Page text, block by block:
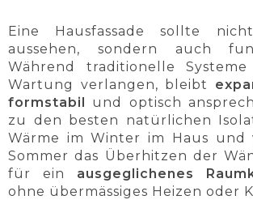
Eine Hausfassade sollte
aussehen, sondern auch
Während traditionelle Systeme
Wartung verlangen, bleibt
formstabil und optisch
zu den besten natürlichen
Wärme im Winter im Haus und
Sommer das Überhitzen der
für ein ausgeglichenes
ohne übermässiges Heizen oder